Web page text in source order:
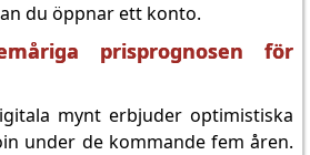
du öppnar ett konto.
prisprognosen för
mynt erbjuder optimistiska
under de kommande fem åren.